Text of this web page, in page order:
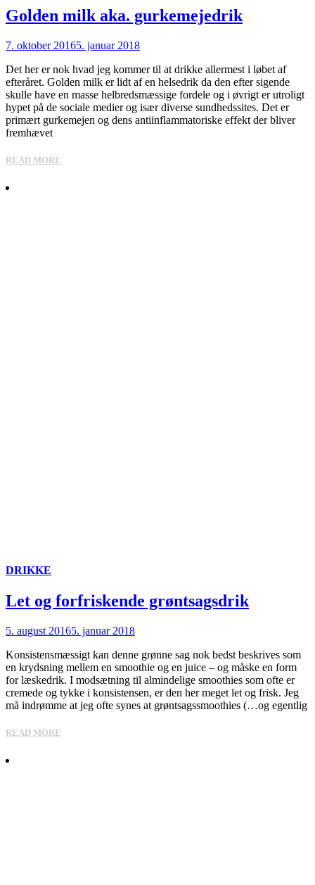
Golden milk aka. gurkemejedrik
7. oktober 20165. januar 2018
Det her er nok hvad jeg kommer til at drikke allermest i løbet af
efteråret. Golden milk er lidt af en helsedrik da den efter sigende
skulle have en masse helbredsmæssige fordele og i øvrigt er utroligt
hypet på de sociale medier og især diverse sundhedssites. Det er
primært gurkemejen og dens antiinflammatoriske effekt der bliver
fremhævet
READ MORE
DRIKKE
Let og forfriskende grøntsagsdrik
5. august 20165. januar 2018
Konsistensmæssigt kan denne grønne sag nok bedst beskrives som
en krydsning mellem en smoothie og en juice – og måske en form
for læskedrik. I modsætning til almindelige smoothies som ofte er
cremede og tykke i konsistensen, er den her meget let og frisk. Jeg
må indrømme at jeg ofte synes at grøntsagssmoothies (…og egentlig
READ MORE